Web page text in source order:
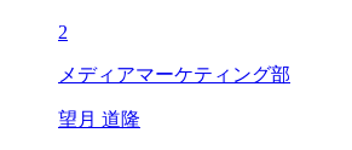
2
メディアマーケティング部
望月 道隆